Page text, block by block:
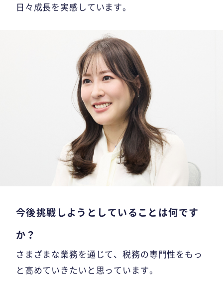
日々成長を実感しています。
今後挑戦しようとしていることは何です
か？
さまざまな業務を通じて、税務の専門性をもっ
と高めていきたいと思っています。